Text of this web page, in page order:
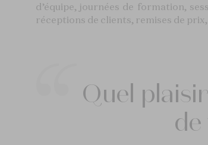
d’équipe, journées de formation,
réceptions de clients, remises de
Quel